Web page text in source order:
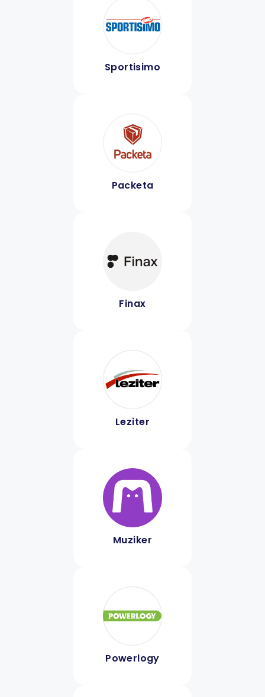
Sportisimo
Packeta
Finax
Leziter
Muziker
Powerlogy